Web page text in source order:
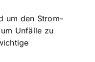
um den Strom-
Unfälle zu